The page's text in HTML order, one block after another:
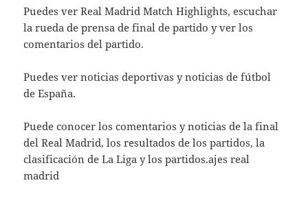
Puedes ver Real Madrid Match Highlights, escuchar
la rueda de prensa de final de partido y ver los
comentarios del partido.
Puedes ver noticias deportivas y noticias de fútbol
de España.
Puede conocer los comentarios y noticias de la final
del Real Madrid, los resultados de los partidos, la
clasificación de La Liga y los partidos.ajes real
madrid